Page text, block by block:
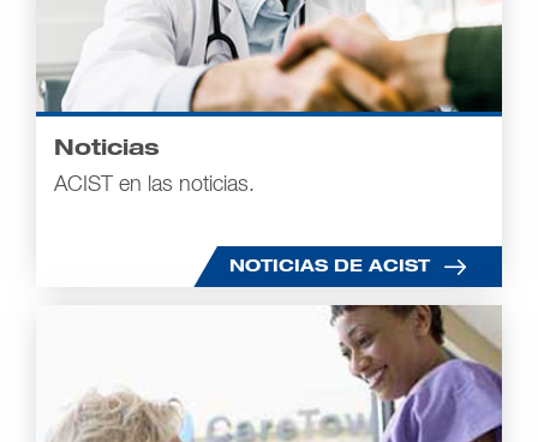
Noticias
ACIST en las noticias.
NOTICIAS DE ACIST